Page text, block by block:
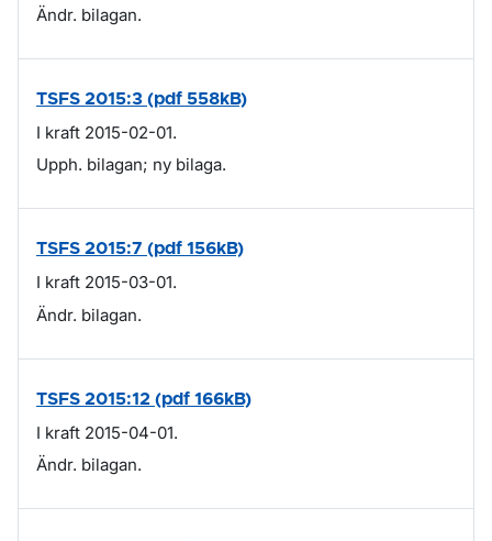
Ändr. bilagan.
TSFS 2015:3 (pdf 558kB)
I kraft 2015-02-01.
Upph. bilagan; ny bilaga.
TSFS 2015:7 (pdf 156kB)
I kraft 2015-03-01.
Ändr. bilagan.
TSFS 2015:12 (pdf 166kB)
I kraft 2015-04-01.
Ändr. bilagan.